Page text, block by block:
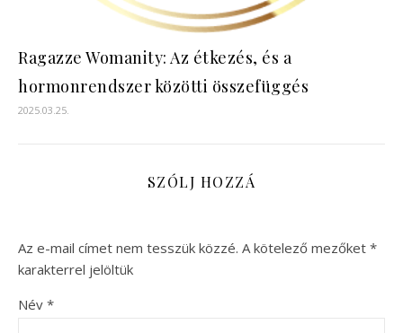
Ragazze Womanity: Az étkezés, és a
hormonrendszer közötti összefüggés
2025.03.25.
SZÓLJ HOZZÁ
Az e-mail címet nem tesszük közzé. A kötelező mezőket *
karakterrel jelöltük
Név *